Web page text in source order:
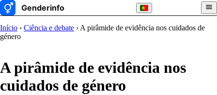
Início › Ciência e debate › A pirâmide de evidência nos cuidados de
género
A pirâmide de evidência nos
cuidados de género